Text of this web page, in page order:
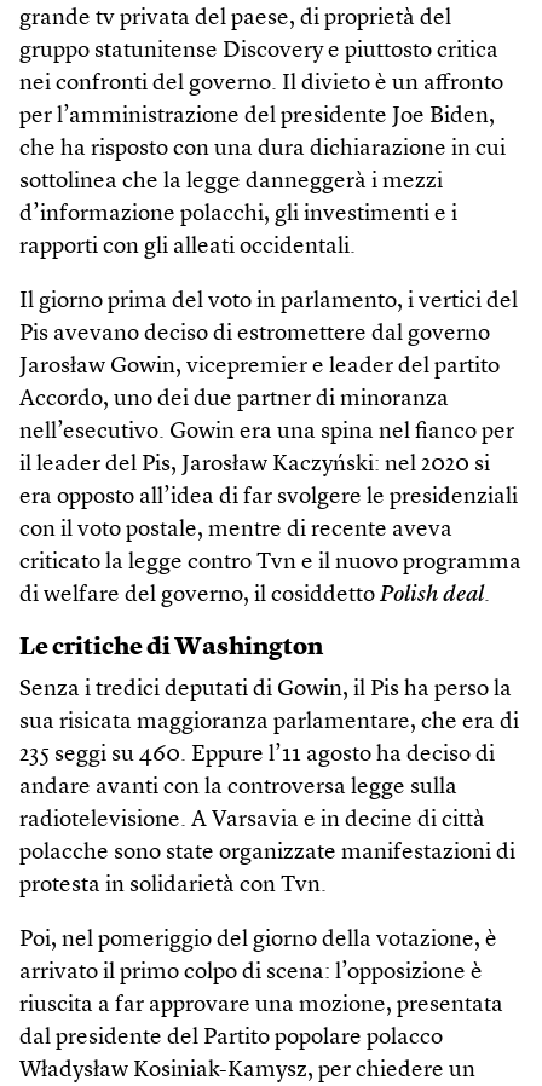
grande tv privata del paese, di proprietà del
gruppo statunitense Discovery e piuttosto critica
nei confronti del governo. Il divieto è un affronto
per l’amministrazione del presidente Joe Biden,
che ha risposto con una dura dichiarazione in cui
sottolinea che la legge danneggerà i mezzi
d’informazione polacchi, gli investimenti e i
rapporti con gli alleati occidentali.
Il giorno prima del voto in parlamento, i vertici del
Pis avevano deciso di estromettere dal governo
Jarosław Gowin, vicepremier e leader del partito
Accordo, uno dei due partner di minoranza
nell’esecutivo. Gowin era una spina nel fianco per
il leader del Pis, Jarosław Kaczyński: nel 2020 si
era opposto all’idea di far svolgere le presidenziali
con il voto postale, mentre di recente aveva
criticato la legge contro Tvn e il nuovo programma
di welfare del governo, il cosiddetto Polish deal.
Le critiche di Washington
Senza i tredici deputati di Gowin, il Pis ha perso la
sua risicata maggioranza parlamentare, che era di
235 seggi su 460. Eppure l’11 agosto ha deciso di
andare avanti con la controversa legge sulla
radiotelevisione. A Varsavia e in decine di città
polacche sono state organizzate manifestazioni di
protesta in solidarietà con Tvn.
Poi, nel pomeriggio del giorno della votazione, è
arrivato il primo colpo di scena: l’opposizione è
riuscita a far approvare una mozione, presentata
dal presidente del Partito popolare polacco
Władysław Kosiniak-Kamysz, per chiedere un